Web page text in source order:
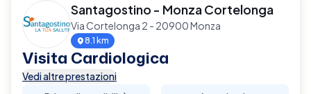
Santagostino - Monza Cortelonga
Via Cortelonga 2 - 20900 Monza
8.1 km
Visita Cardiologica
Vedi altre prestazioni